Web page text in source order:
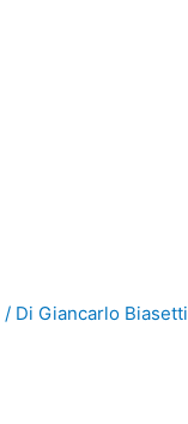
/ Di Giancarlo Biasetti